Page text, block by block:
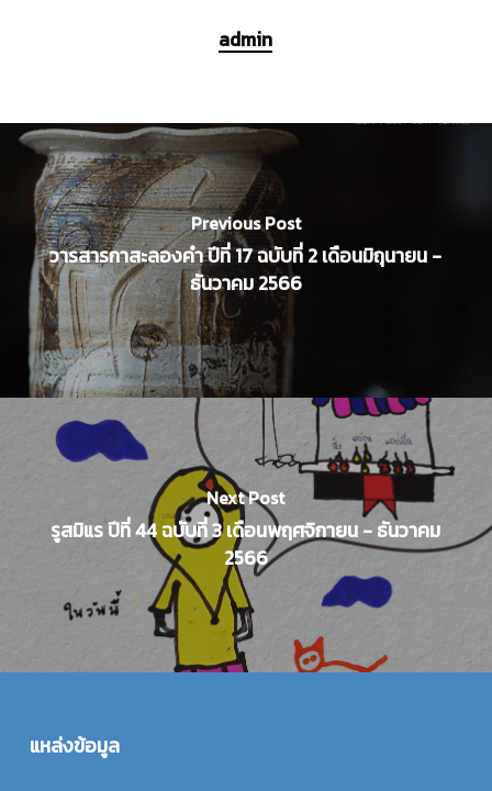
admin
Previous Post
วารสารกาสะลองคำ ปีที่ 17 ฉบับที่ 2 เดือนมิถุนายน -
ธันวาคม 2566
Next Post
รูสมิแร ปีที่ 44 ฉบับที่ 3 เดือนพฤศจิกายน - ธันวาคม
2566
แหล่งข้อมูล